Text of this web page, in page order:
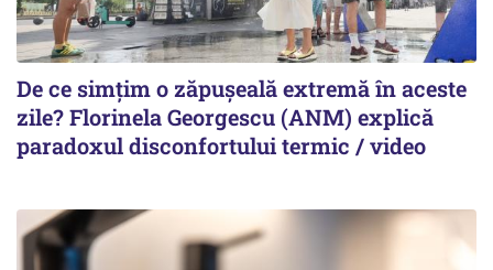
De ce simțim o zăpușeală extremă în aceste
zile? Florinela Georgescu (ANM) explică
paradoxul disconfortului termic / video